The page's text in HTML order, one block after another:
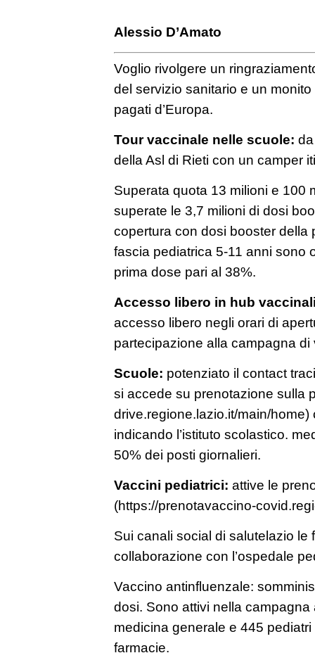
Alessio D’Amato
Voglio rivolgere un
del servizio sanitario e un
pagati d’Europa.
Tour vaccinale nelle scuole:
della Asl di Rieti con un camper
Superata quota 13 milioni e 100
superate le 3,7 milioni di dosi
copertura con dosi booster della
fascia pediatrica 5-11 anni sono
prima dose pari al 38%.
Accesso libero in hub
accesso libero negli orari di
partecipazione alla campagna
Scuole: potenziato il contact
si accede su prenotazione sulla
drive.regione.lazio.it/main/
indicando l’istituto scolastico.
50% dei posti giornalieri.
Vaccini pediatrici: attive le
(https://prenotavaccino-
Sui canali social di salutelazio le
collaborazione con l’ospedale
Vaccino antinfluenzale:
dosi. Sono attivi nella
medicina generale e 445
farmacie.